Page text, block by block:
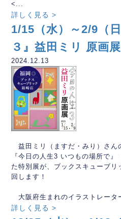
<...
詳しく見る >
1/15（水）～2/9（
３』益田ミリ 原画
2024.12.13
益田ミリ（ますだ・みり）さん
『今日の人生3 いつもの場所で
た特別展が、ブックスキューブ
回します！
大阪府生まれのイラストレータ
詳しく見る >